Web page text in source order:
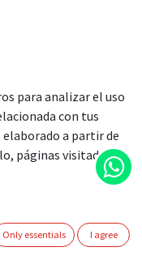
desarrollada en el
del kit digital 2024,
de la Unión Europea
recuperación,
para analizar el uso
con tus
a partir de
páginas visitadas).
Only essentials I agree